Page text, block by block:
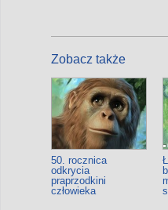
Zobacz także
50. rocznica
odkrycia
praprzodkini
człowieka